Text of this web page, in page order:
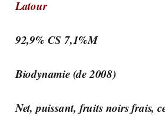
Latour
92,9% CS 7,1%M
Biodynamie (de 2008)
Net, puissant, fruits noirs frais,